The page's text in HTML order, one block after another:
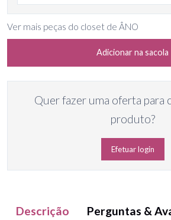
Ver mais peças do closet de ÂNO
Adicionar na sacola
Quer fazer uma oferta para
produto?
Efetuar login
Descrição Perguntas &